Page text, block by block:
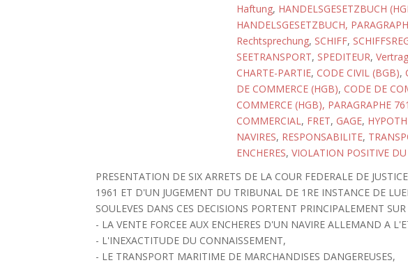
Haftung, HANDELSGESETZBUCH
HANDELSGESETZBUCH,
Rechtsprechung, SCHIFF,
SEETRANSPORT, SPEDITEUR, Vertrag
CHARTE-PARTIE, CODE CIVIL (BGB),
DE COMMERCE (HGB), CODE DE
COMMERCE (HGB), PARAGRAPHE 761
COMMERCIAL, FRET, GAGE,
NAVIRES, RESPONSABILITE,
ENCHERES, VIOLATION POSITIVE
PRESENTATION DE SIX ARRETS DE LA COUR FEDERALE DE
1961 ET D'UN JUGEMENT DU TRIBUNAL DE 1RE INSTANCE DE
SOULEVES DANS CES DECISIONS PORTENT PRINCIPALEMENT SUR
- LA VENTE FORCEE AUX ENCHERES D'UN NAVIRE ALLEMAND A
- L'INEXACTITUDE DU CONNAISSEMENT,
- LE TRANSPORT MARITIME DE MARCHANDISES DANGEREUSES,